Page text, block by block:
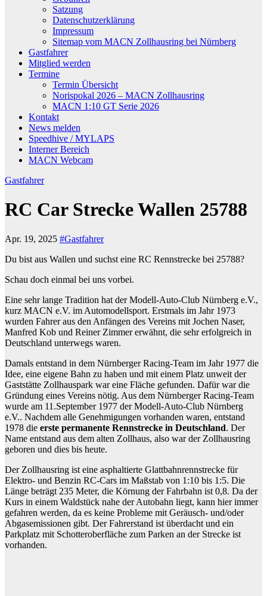
Satzung
Datenschutzerklärung
Impressum
Sitemap vom MACN Zollhausring bei Nürnberg
Gastfahrer
Mitglied werden
Termine
Termin Übersicht
Norispokal 2026 – MACN Zollhausring
MACN 1:10 GT Serie 2026
Kontakt
News melden
Speedhive / MYLAPS
Interner Bereich
MACN Webcam
Gastfahrer
RC Car Strecke Wallen 25788
Apr. 19, 2025 #Gastfahrer
Du bist aus Wallen und suchst eine RC Rennstrecke bei 25788?
Schau doch einmal bei uns vorbei.
Eine sehr lange Tradition hat der Modell-Auto-Club Nürnberg e.V.,
kurz MACN e.V. im Automodellsport. Erstmals im Jahr 1973
wurden Fahrer aus den Anfängen des Vereins mit Jochen Naser,
Manfred Kob und Reiner Zimmer erwähnt, die sehr erfolgreich in
Deutschland unterwegs waren.
Damals entstand in dem Nürnberger Racing-Team im Jahr 1977 die
Idee, eine eigene Bahn zu haben und mit einem Platz unweit der
Gaststätte Zollhauspark war eine Fläche gefunden. Dafür war die
Gründung eines Vereins nötig. Aus dem Nürnberger Racing-Team
wurde am 11.September 1977 der Modell-Auto-Club Nürnberg
e.V.. Nachdem alle Genehmigungen vorhanden waren, entstand
1978 die erste permanente Rennstrecke in Deutschland. Der
Name entstand aus dem alten Zollhaus, also war der Zollhausring
geboren und dies bis heute.
Der Zollhausring ist eine asphaltierte Glattbahnrennstrecke für
Elektro- und Benzin RC-Cars im Maßstab von 1:10 bis 1:5. Die
Länge beträgt 235 Meter, die Körnung der Fahrbahn ist 0,8. Da der
Kurs in einem Waldstück nahe der Autobahn liegt, kann hier immer
gefahren werden, da es keine Probleme mit Geräusch- und/oder
Abgasemissionen gibt. Der Fahrerstand ist überdacht und ein
Parkplatz mit Schotteroberfläche zum Parken an der Strecke ist
vorhanden.